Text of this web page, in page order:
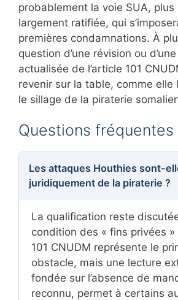
probablement la voie SUA, plus
largement ratifiée, qui
premières condamnations. À
question d’une révision ou
actualisée de l’article 101
revenir sur la table, comme elle
le sillage de la piraterie
Questions fréquentes
Les attaques Houthies sont-
juridiquement de la piraterie ?
La qualification reste
condition des « fins privées »
101 CNUDM représente le
obstacle, mais une lecture
fondée sur l’absence de
reconnu, permet à certains